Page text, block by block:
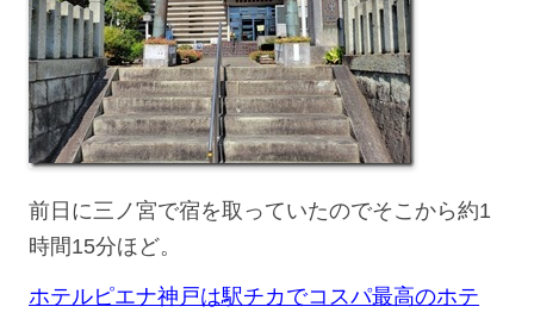
前日に三ノ宮で宿を取っていたのでそこから約1
時間15分ほど。
ホテルピエナ神戸は駅チカでコスパ最高のホテ